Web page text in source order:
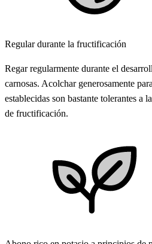
Regular durante la fructificación
Regar regularmente durante el
carnosas. Acolchar generosamente
establecidas son bastante tolerantes a
de fructificación.